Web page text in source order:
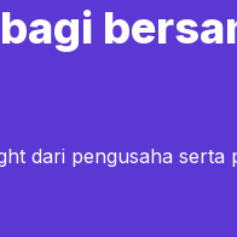
dari pengusaha serta